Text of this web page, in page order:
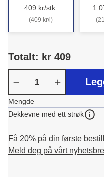
409 kr/stk.
(409 kr/l)
1
Totalt: kr 409
Mengde
Dekkevne med ett strøk
Få 20% på din første
Meld deg på vårt